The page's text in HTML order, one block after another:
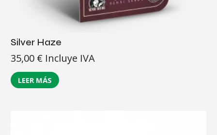
Silver Haze
35,00 € Incluye IVA
LEER MÁS